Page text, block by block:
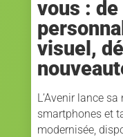
vous : de
visuel,
L’Avenir lance
smartphones et
modernisée,